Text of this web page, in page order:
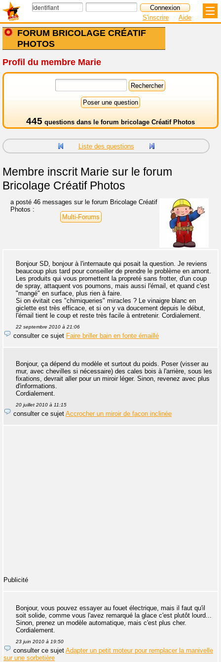
FORUM BRICOLAGE CRÉATIF
PHOTOS
S'inscrire Aide
Profil du membre Marie
445 questions dans le forum bricolage Créatif Photos
Liste des questions
Membre inscritMarie sur le forum
Bricolage Créatif Photos
a posté 46 messages sur le forum Bricolage Créatif
Photos :
Multi-Forums
Bonjour SD, bonjour à l'internaute qui posait la question. Je reviens
beaucoup plus tard pour conseiller de prendre le problème en amont.
Les produits qui vous promettent la propreté sans frotter, d'un coup
de spray, attaquent vos poumons, mais aussi l'émail, et quand c'est
"mangé" en surface, plus rien à faire.
Si on évitait ces "chimiqueries" miracles ? Le vinaigre blanc en
giclette est très efficace, et si on y va doucement depuis le début,
l'émail tient le coup et reste très facile à entretenir. Cordialement.
22 septembre 2010 à 21:06
consulter ce sujet Faire briller bain en fonte émaillé
Bonjour, ça dépend du modèle et surtout du poids. Poser (visser au
mur, avec chevilles si nécessaire) des cales bois à l'arrière, sous les
fixations, devrait aller pour un miroir léger. Sinon, revenez avec plus
d'informations.
Cordialement.
20 juillet 2010 à 11:15
consulter ce sujet Accrocher un miroir de facon inclinée
Publicité
Bonjour, vous pouvez essayer au fouet électrique, mais il faut qu'il
soit solide, comme vous l'avez remarqué la glace c'est plutôt lourd...
Sinon, prenez un modèle automatique, mais c'est plus cher.
Cordialement.
23 juin 2010 à 19:50
consulter ce sujet Adapter un petit moteur pour remplacer la manivelle
sur une sorbetière